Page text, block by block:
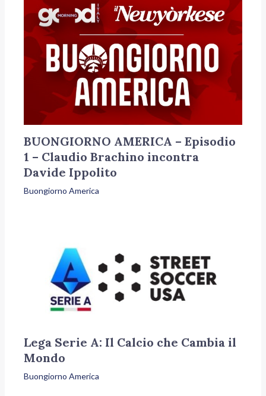
BUONGIORNO AMERICA – Episodio
1 – Claudio Brachino incontra
Davide Ippolito
Buongiorno America
Lega Serie A: Il Calcio che Cambia il
Mondo
Buongiorno America